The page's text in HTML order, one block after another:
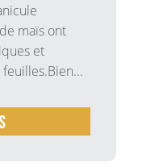
maïs ont
et